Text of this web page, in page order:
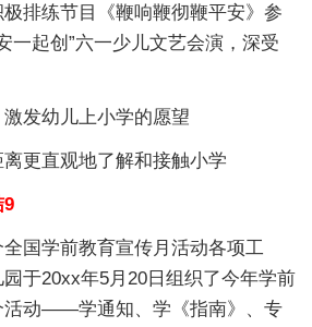
排练节目《鞭响鞭彻鞭平安》参
一起创”六一少儿文艺会演，深受
发幼儿上小学的愿望
更直观地了解和接触小学
9
学前教育宣传月活动各项工
于20xx年5月20日组织了今年学前
活动——学通知、学《指南》、专